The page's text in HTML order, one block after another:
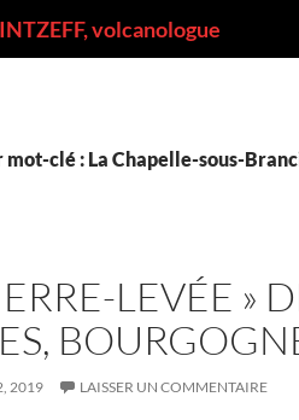
volcanologue
clé : La Chapelle-sous-
LEVÉE »
2019 LAISSER UN COMMENTAIRE